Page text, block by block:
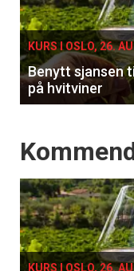
single
KURS I OSLO, 26.
Benytt sjansen
på hvitviner
Events
KURS I OSLO, 26.